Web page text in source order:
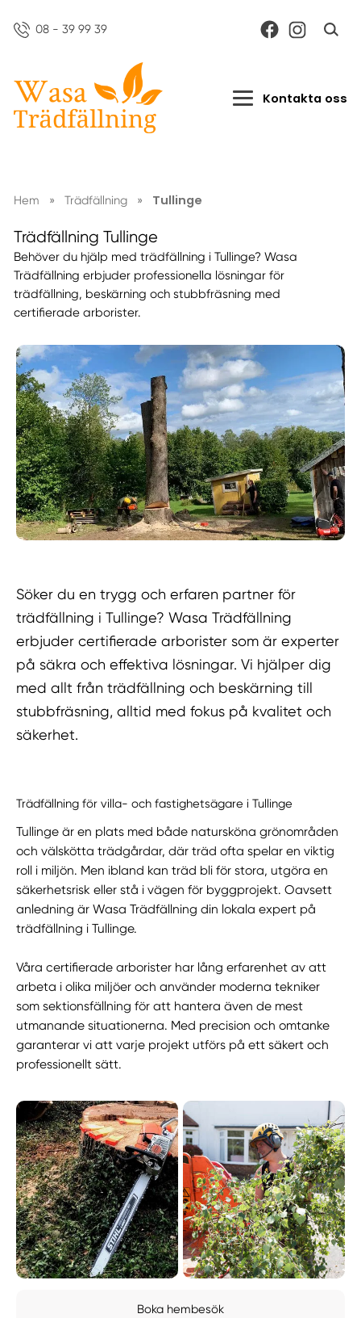
08 - 39 99 39
Kontakta oss
Hem » Trädfällning » Tullinge
Trädfällning Tullinge
Behöver du hjälp med trädfällning i Tullinge? Wasa
Trädfällning erbjuder professionella lösningar för
trädfällning, beskärning och stubbfräsning med
certifierade arborister.
Söker du en trygg och erfaren partner för
trädfällning i Tullinge? Wasa Trädfällning
erbjuder certifierade arborister som är experter
på säkra och effektiva lösningar. Vi hjälper dig
med allt från trädfällning och beskärning till
stubbfräsning, alltid med fokus på kvalitet och
säkerhet.
Trädfällning för villa- och fastighetsägare i Tullinge
Tullinge är en plats med både natursköna grönområden
och välskötta trädgårdar, där träd ofta spelar en viktig
roll i miljön. Men ibland kan träd bli för stora, utgöra en
säkerhetsrisk eller stå i vägen för byggprojekt. Oavsett
anledning är Wasa Trädfällning din lokala expert på
trädfällning i Tullinge.
Våra certifierade arborister har lång erfarenhet av att
arbeta i olika miljöer och använder moderna tekniker
som sektionsfällning för att hantera även de mest
utmanande situationerna. Med precision och omtanke
garanterar vi att varje projekt utförs på ett säkert och
professionellt sätt.
Boka hembesök